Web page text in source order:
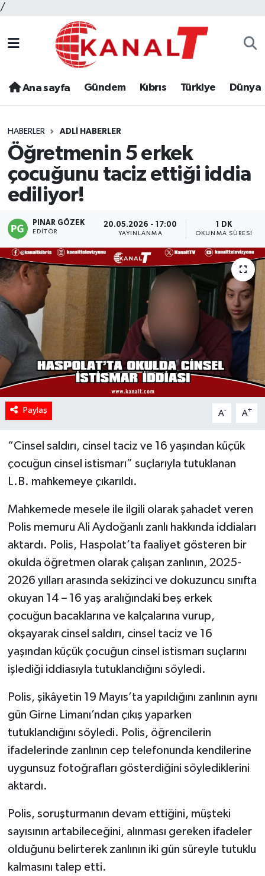
/
Ana sayfa Gündem Kıbrıs Türkiye Dünya
HABERLER ADLI HABERLER
Öğretmenin 5 erkek
çocuğunu taciz ettiği iddia
ediliyor!
PINAR GÖZEK
EDITÖR
20.05.2026 - 17:00
YAYINLANMA
1 DK
OKUNMA SÜRESI
Paylaş A- A+
“Cinsel saldırı, cinsel taciz ve 16 yaşından küçük
çocuğun cinsel istismarı” suçlarıyla tutuklanan
L.B. mahkemeye çıkarıldı.
Mahkemede mesele ile ilgili olarak şahadet veren
Polis memuru Ali Aydoğanlı zanlı hakkında iddiaları
aktardı. Polis, Haspolat’ta faaliyet gösteren bir
okulda öğretmen olarak çalışan zanlının, 2025-
2026 yılları arasında sekizinci ve dokuzuncu sınıfta
okuyan 14 – 16 yaş aralığındaki beş erkek
çocuğun bacaklarına ve kalçalarına vurup,
okşayarak cinsel saldırı, cinsel taciz ve 16
yaşından küçük çocuğun cinsel istismarı suçlarını
işlediği iddiasıyla tutuklandığını söyledi.
Polis, şikâyetin 19 Mayıs’ta yapıldığını zanlının aynı
gün Girne Limanı’ndan çıkış yaparken
tutuklandığını söyledi. Polis, öğrencilerin
ifadelerinde zanlının cep telefonunda kendilerine
uygunsuz fotoğrafları gösterdiğini söylediklerini
aktardı.
Polis, soruşturmanın devam ettiğini, müşteki
sayısının artabileceğini, alınması gereken ifadeler
olduğunu belirterek zanlının iki gün süreyle tutuklu
kalmasını talep etti.